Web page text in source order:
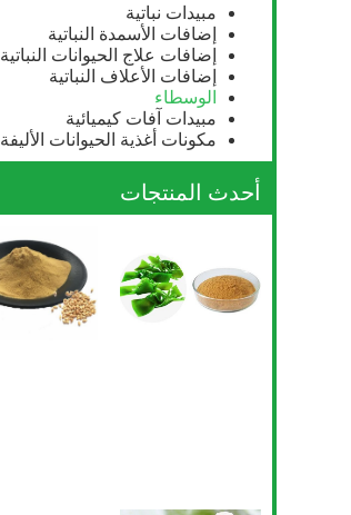
مبيدات نباتية
إضافات الأسمدة النباتية
إضافات علاج الحيوانات النباتية
إضافات الأعلاف النباتية
الوسطاء
مبيدات آفات كيميائية
مكونات أغذية الحيوانات الأليفة
أحدث المنتجات